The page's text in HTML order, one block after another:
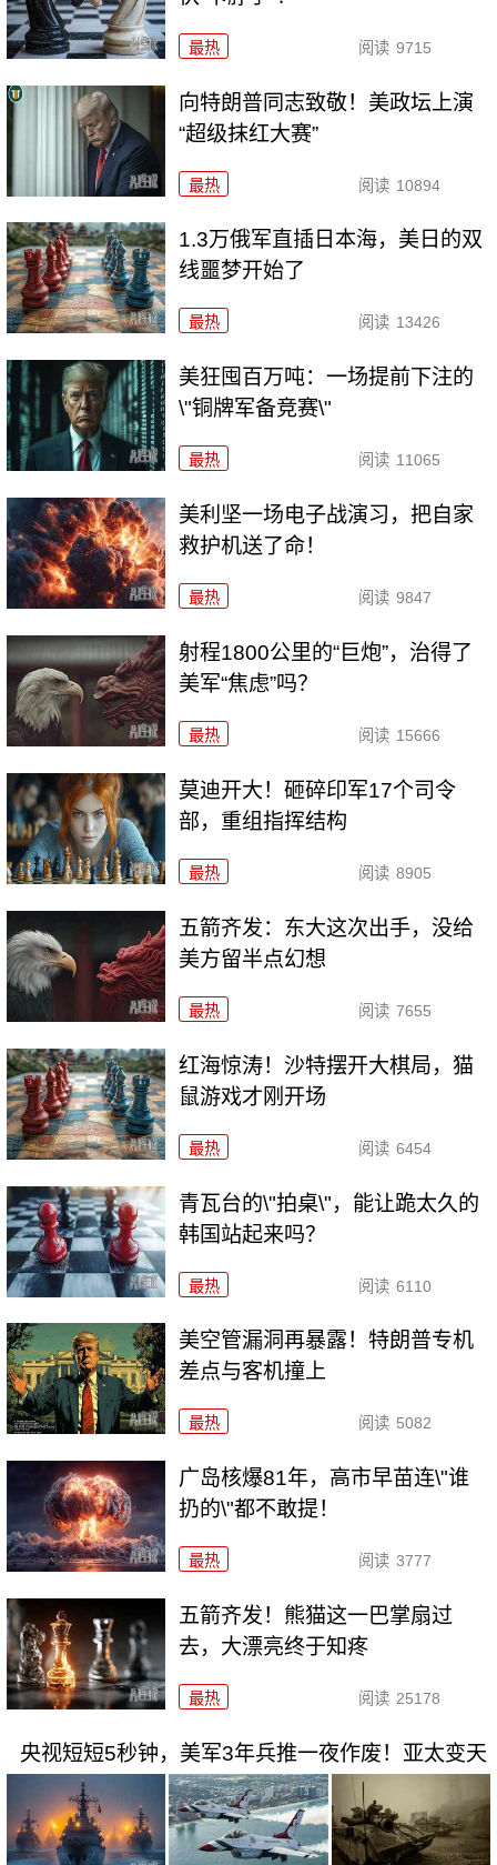
最热 阅读 9715
向特朗普同志致敬！美政坛上演
“超级抹红大赛”
最热 阅读 10894
1.3万俄军直插日本海，美日的双
线噩梦开始了
最热 阅读 13426
美狂囤百万吨：一场提前下注的
\"铜牌军备竞赛\"
最热 阅读 11065
美利坚一场电子战演习，把自家
救护机送了命！
最热 阅读 9847
射程1800公里的“巨炮”，治得了
美军“焦虑”吗？
最热 阅读 15666
莫迪开大！砸碎印军17个司令
部，重组指挥结构
最热 阅读 8905
五箭齐发：东大这次出手，没给
美方留半点幻想
最热 阅读 7655
红海惊涛！沙特摆开大棋局，猫
鼠游戏才刚开场
最热 阅读 6454
青瓦台的\"拍桌\"，能让跪太久的
韩国站起来吗？
最热 阅读 6110
美空管漏洞再暴露！特朗普专机
差点与客机撞上
最热 阅读 5082
广岛核爆81年，高市早苗连\"谁
扔的\"都不敢提！
最热 阅读 3777
五箭齐发！熊猫这一巴掌扇过
去，大漂亮终于知疼
最热 阅读 25178
央视短短5秒钟，美军3年兵推一夜作废！亚太变天